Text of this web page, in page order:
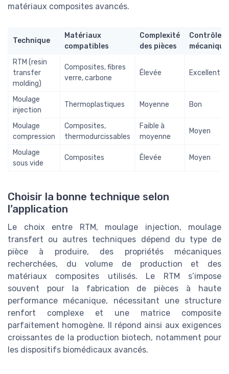
matériaux composites avancés.
Technique
Matériaux
compatibles
Complexité
des pièces
Contrôle
mécanique
RTM (resin
transfer
molding)
Composites, fibres
verre, carbone
Élevée Excellent
Moulage
injection
Thermoplastiques Moyenne Bon
Moulage
compression
Composites,
thermodurcissables
Faible à
moyenne
Moyen
Moulage
sous vide
Composites Élevée Moyen
Choisir la bonne technique selon
l’application
Le choix entre RTM, moulage injection, moulage
transfert ou autres techniques dépend du type de
pièce à produire, des propriétés mécaniques
recherchées, du volume de production et des
matériaux composites utilisés. Le RTM s’impose
souvent pour la fabrication de pièces à haute
performance mécanique, nécessitant une structure
renfort complexe et une matrice composite
parfaitement homogène. Il répond ainsi aux exigences
croissantes de la production biotech, notamment pour
les dispositifs biomédicaux avancés.